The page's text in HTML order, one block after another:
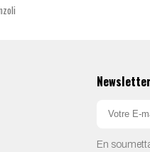
Newsletter
En